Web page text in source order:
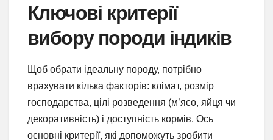
Ключові критерії
вибору породи індиків
Щоб обрати ідеальну породу, потрібно
врахувати кілька факторів: клімат, розмір
господарства, цілі розведення (м’ясо, яйця чи
декоративність) і доступність кормів. Ось
основні критерії, які допоможуть зробити